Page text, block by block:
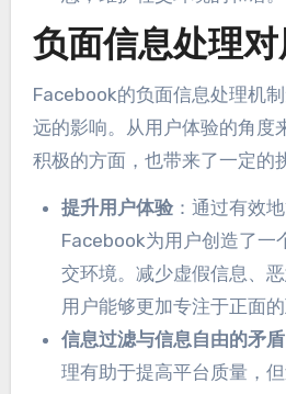
负面信息处理对
Facebook的负面信息处理机
远的影响。 从用户体验的角度
积极的方面， 也带来了一定的
提升用户体验： 通过有效
Facebook为用户创造了一
交环境。 减少虚假信息
用户能够更加专注于正面
信息过滤与信息自由的矛盾
理有助于提高平台质量 ，